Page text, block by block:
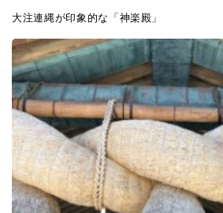
大注連縄が印象的な「神楽殿」